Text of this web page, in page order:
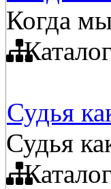
Когда
Судья
Судья